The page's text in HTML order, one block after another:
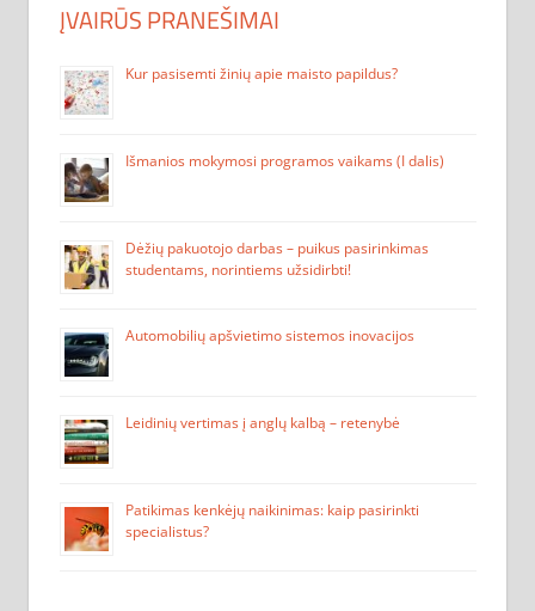
ĮVAIRŪS PRANEŠIMAI
Kur pasisemti žinių apie maisto papildus?
Išmanios mokymosi programos vaikams (I dalis)
Dėžių pakuotojo darbas – puikus pasirinkimas
studentams, norintiems užsidirbti!
Automobilių apšvietimo sistemos inovacijos
Leidinių vertimas į anglų kalbą – retenybė
Patikimas kenkėjų naikinimas: kaip pasirinkti
specialistus?